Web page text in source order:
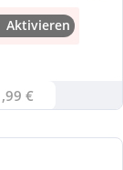
Aktivieren
€